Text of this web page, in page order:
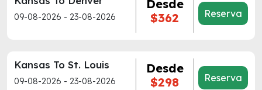
09-08-2026 - 23-08-2026
Desde
$362
Reserva
Kansas To St. Louis
09-08-2026 - 23-08-2026
Desde
$298
Reserva